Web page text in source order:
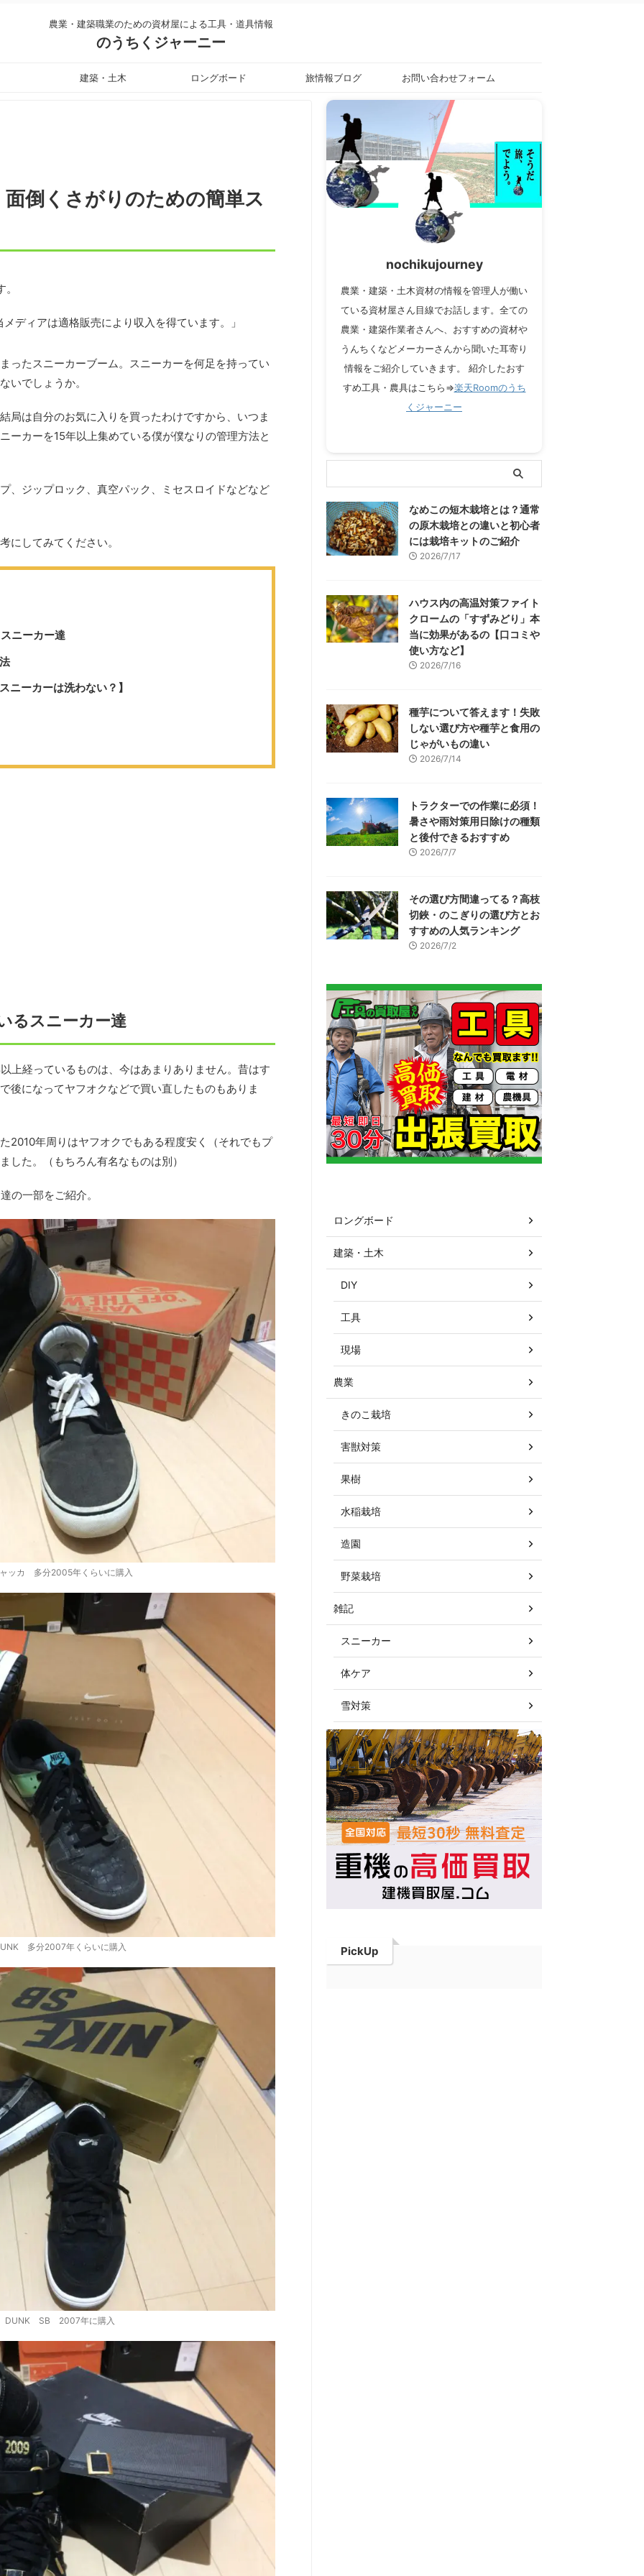
農業・建築職業のための資材屋による工具・道具情報
のうちくジャーニー
建築・土木 ロングボード 旅情報ブログ お問い合わせフォーム
倒くさがりのための簡単ス
ディアは適格販売により収入を得ています。」
ったスニーカーブーム。スニーカーを何足を持ってい
いでしょうか。
局は自分のお気に入りを買ったわけですから、いつま
ーカーを15年以上集めている僕が僕なりの管理方法と
、ジップロック、真空パック、ミセスロイドなどなど
にしてみてください。
ニーカー達
ニーカーは洗わない？】
るスニーカー達
上経っているものは、今はあまりありません。昔はす
後になってヤフオクなどで買い直したものもありま
2010年周りはヤフオクでもある程度安く（それでもプ
した。（もちろん有名なものは別）
の一部をご紹介。
ッカ 多分2005年くらいに購入
多分2007年くらいに購入
DUNK SB 2007年に購入
nochikujourney
農業・建築・土木資材の情報を管理人が働い
ている資材屋さん目線でお話します。全ての
農業・建築作業者さんへ、おすすめの資材や
うんちくなどメーカーさんから聞いた耳寄り
情報をご紹介していきます。 紹介したおす
すめ工具・農具はこちら⇒楽天Roomのうち
くジャーニー
なめこの短木栽培とは？通常
の原木栽培との違いと初心者
には栽培キットのご紹介
2026/7/17
ハウス内の高温対策ファイト
クロームの「すずみどり」本
当に効果があるの【口コミや
使い方など】
2026/7/16
種芋について答えます！失敗
しない選び方や種芋と食用の
じゃがいもの違い
2026/7/14
トラクターでの作業に必須！
暑さや雨対策用日除けの種類
と後付できるおすすめ
2026/7/7
その選び方間違ってる？高枝
切鋏・のこぎりの選び方とお
すすめの人気ランキング
2026/7/2
ロングボード
建築・土木
DIY
工具
現場
農業
きのこ栽培
害獣対策
果樹
水稲栽培
造園
野菜栽培
雑記
スニーカー
体ケア
雪対策
PickUp